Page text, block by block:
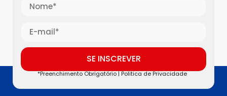
SE INSCREVER
*Preenchimento Obrigatório |Politica de Privacidade